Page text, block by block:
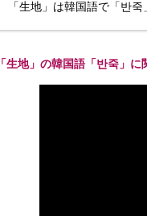
「生地」は韓国語で「반죽
「生地」の韓国語「반죽」に